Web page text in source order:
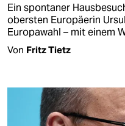
Ein spontaner
obersten Europäerin
Europawahl – mit einem
Von Fritz Tietz